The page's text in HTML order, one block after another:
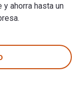
ahorra hasta un